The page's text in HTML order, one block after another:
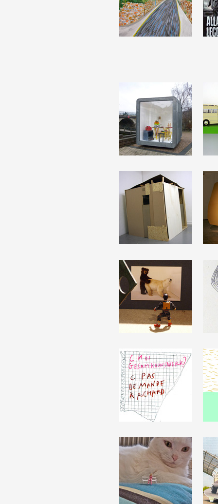
Visites d'ateliers
Formation
Événements
1% œuvres
Réseau
Année par année
Collection vidéos
Candidater